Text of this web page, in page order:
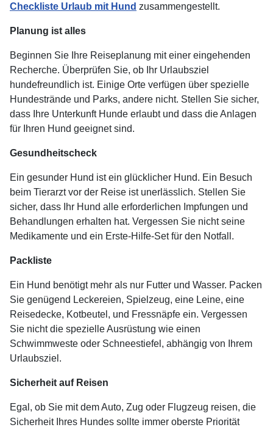
Checkliste Urlaub mit Hund zusammengestellt.
Planung ist alles
Beginnen Sie Ihre Reiseplanung mit einer eingehenden
Recherche. Überprüfen Sie, ob Ihr Urlaubsziel
hundefreundlich ist. Einige Orte verfügen über spezielle
Hundestrände und Parks, andere nicht. Stellen Sie sicher,
dass Ihre Unterkunft Hunde erlaubt und dass die Anlagen
für Ihren Hund geeignet sind.
Gesundheitscheck
Ein gesunder Hund ist ein glücklicher Hund. Ein Besuch
beim Tierarzt vor der Reise ist unerlässlich. Stellen Sie
sicher, dass Ihr Hund alle erforderlichen Impfungen und
Behandlungen erhalten hat. Vergessen Sie nicht seine
Medikamente und ein Erste-Hilfe-Set für den Notfall.
Packliste
Ein Hund benötigt mehr als nur Futter und Wasser. Packen
Sie genügend Leckereien, Spielzeug, eine Leine, eine
Reisedecke, Kotbeutel, und Fressnäpfe ein. Vergessen
Sie nicht die spezielle Ausrüstung wie einen
Schwimmweste oder Schneestiefel, abhängig von Ihrem
Urlaubsziel.
Sicherheit auf Reisen
Egal, ob Sie mit dem Auto, Zug oder Flugzeug reisen, die
Sicherheit Ihres Hundes sollte immer oberste Priorität